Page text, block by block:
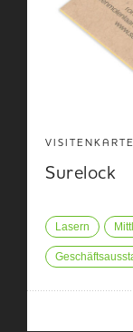
VISITENKARTE
Surelock
Lasern